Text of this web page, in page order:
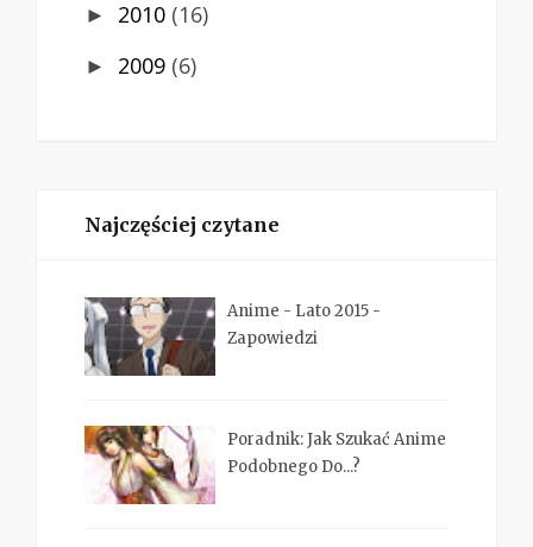
► 2010 (16)
► 2009 (6)
Najczęściej czytane
Anime - Lato 2015 -
Zapowiedzi
Poradnik: Jak Szukać Anime
Podobnego Do...?